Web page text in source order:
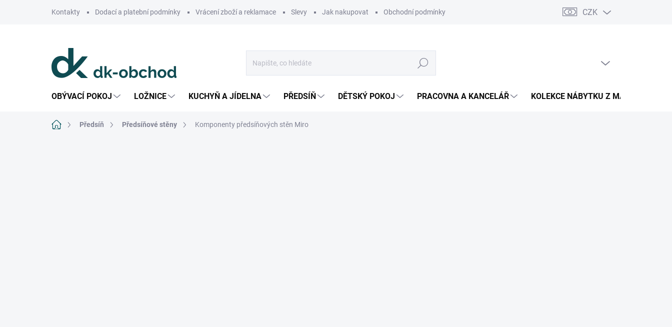
Kontakty Dodací a platební podmínky Vrácení zboží a reklamace Slevy Jak nakupovat Obchodní podmínky Podmínky ochrany osobních údajů Pojištění zásilky
CZK
Hledat
OBÝVACÍ POKOJ LOŽNICE KUCHYŇ A JÍDELNA PŘEDSÍŇ DĚTSKÝ POKOJ PRACOVNA A KANCELÁŘ KOLEKCE NÁBYTKU Z MASIVU
Domů Předsíň Předsíňové stěny Komponenty předsíňových stěn Miro